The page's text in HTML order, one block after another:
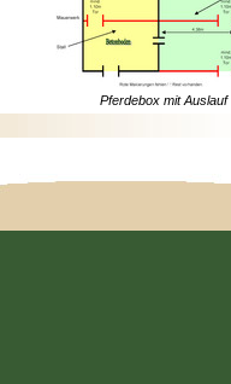
Pferdebox mit Auslauf